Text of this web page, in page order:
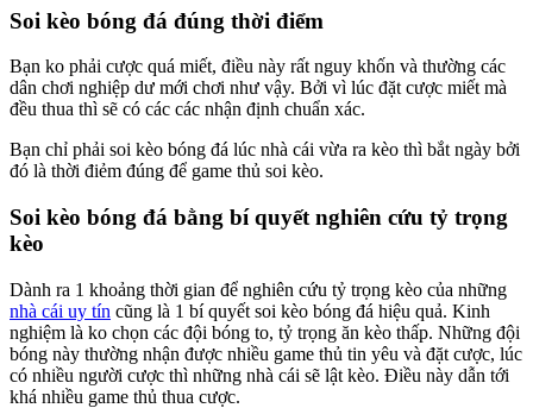
Soi kèo bóng đá đúng thời điểm
Bạn ko phải cược quá miết, điều này rất nguy khốn và thường các
dân chơi nghiệp dư mới chơi như vậy. Bởi vì lúc đặt cược miết mà
đều thua thì sẽ có các các nhận định chuẩn xác.
Bạn chỉ phải soi kèo bóng đá lúc nhà cái vừa ra kèo thì bắt ngày bởi
đó là thời điẻm đúng để game thủ soi kèo.
Soi kèo bóng đá bằng bí quyết nghiên cứu tỷ trọng
kèo
Dành ra 1 khoảng thời gian để nghiên cứu tỷ trọng kèo của những
nhà cái uy tín cũng là 1 bí quyết soi kèo bóng đá hiệu quả. Kinh
nghiệm là ko chọn các đội bóng to, tỷ trọng ăn kèo thấp. Những đội
bóng này thường nhận được nhiều game thủ tin yêu và đặt cược, lúc
có nhiều người cược thì những nhà cái sẽ lật kèo. Điều này dẫn tới
khá nhiều game thủ thua cược.